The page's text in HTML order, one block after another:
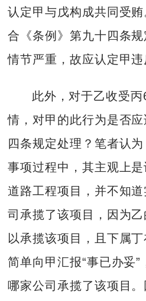
认定甲与戊构成共同受
合《条例》第九十四条
情节严重，故应认定甲违
此外，对于乙收受
情，对甲的此行为是否
四条规定处理？笔者认
事项过程中，其主观上
道路工程项目，并不知
司承揽了该项目，因为
以承揽该项目，且下属
简单向甲汇报“事已办妥
哪家公司承揽了该项目